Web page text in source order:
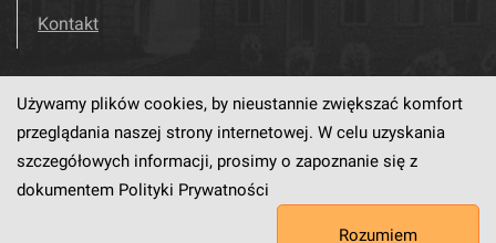
Kontakt
Odwiedź nas! Facebook
Używamy plików cookies, by nieustannie zwiększać komfort
przeglądania naszej strony internetowej. W celu uzyskania
szczegółowych informacji, prosimy o zapoznanie się z
dokumentem Polityki Prywatności
Rozumiem